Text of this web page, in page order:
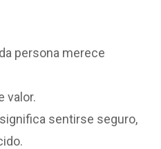
persona merece
valor.
sentirse seguro,